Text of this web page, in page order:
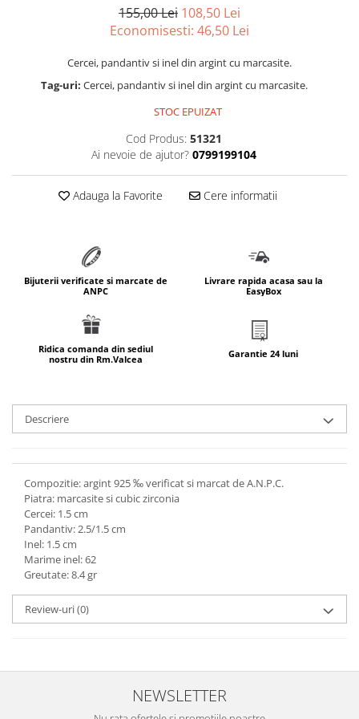
marimea 60
marimea 61
marimea 66
SETURI ARGINT
marime reglabila
marimea 51
marimea 52
marimea 54
marimea 55
marimea 57
marimea 58
marimea 59
marimea 60
marimea 61
marimea 62
marimea 63
marimea 64
155,00 Lei 108,50 Lei
Economisesti: 46,50 Lei
Cercei, pandantiv si inel din argint cu marcasite.
Tag-uri: Cercei, pandantiv si inel din argint cu marcasite.
STOC EPUIZAT
Cod Produs: 51321
Ai nevoie de ajutor? 0799199104
Adauga la Favorite Cere informatii
Bijuterii verificate si marcate de
ANPC
Livrare rapida acasa sau la
EasyBox
Ridica comanda din sediul
nostru din Rm.Valcea
Garantie 24 luni
Descriere
Compozitie: argint 925 ‰ verificat si marcat de A.N.P.C.
Piatra: marcasite si cubic zirconia
Cercei: 1.5 cm
Pandantiv: 2.5/1.5 cm
Inel: 1.5 cm
Marime inel: 62
Greutate: 8.4 gr
Review-uri(0)
NEWSLETTER